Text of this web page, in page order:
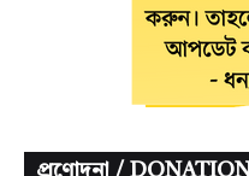
প্রণোদনা / DONATION